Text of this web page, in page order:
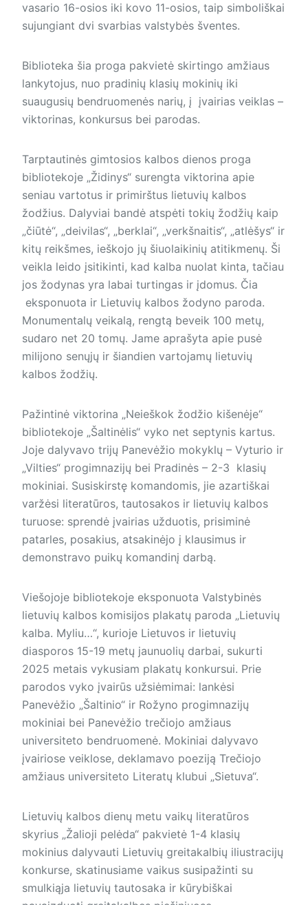
vasario 16-osios iki kovo 11-osios, taip simboliškai
sujungiant dvi svarbias valstybės šventes.
Biblioteka šia proga pakvietė skirtingo amžiaus
lankytojus, nuo pradinių klasių mokinių iki
suaugusių bendruomenės narių, į įvairias veiklas –
viktorinas, konkursus bei parodas.
Tarptautinės gimtosios kalbos dienos proga
bibliotekoje „Židinys“ surengta viktorina apie
seniau vartotus ir primirštus lietuvių kalbos
žodžius. Dalyviai bandė atspėti tokių žodžių kaip
„čiūtė“, „deivilas“, „berklai“, „verkšnaitis“, „atlėšys“ ir
kitų reikšmes, ieškojo jų šiuolaikinių atitikmenų. Ši
veikla leido įsitikinti, kad kalba nuolat kinta, tačiau
jos žodynas yra labai turtingas ir įdomus. Čia
eksponuota ir Lietuvių kalbos žodyno paroda.
Monumentalų veikalą, rengtą beveik 100 metų,
sudaro net 20 tomų. Jame aprašyta apie pusė
milijono senųjų ir šiandien vartojamų lietuvių
kalbos žodžių.
Pažintinė viktorina „Neieškok žodžio kišenėje“
bibliotekoje „Šaltinėlis“ vyko net septynis kartus.
Joje dalyvavo trijų Panevėžio mokyklų – Vyturio ir
„Vilties“ progimnazijų bei Pradinės – 2-3 klasių
mokiniai. Susiskirstę komandomis, jie azartiškai
varžėsi literatūros, tautosakos ir lietuvių kalbos
turuose: sprendė įvairias užduotis, prisiminė
patarles, posakius, atsakinėjo į klausimus ir
demonstravo puikų komandinį darbą.
Viešojoje bibliotekoje eksponuota Valstybinės
lietuvių kalbos komisijos plakatų paroda „Lietuvių
kalba. Myliu…“, kurioje Lietuvos ir lietuvių
diasporos 15-19 metų jaunuolių darbai, sukurti
2025 metais vykusiam plakatų konkursui. Prie
parodos vyko įvairūs užsiėmimai: lankėsi
Panevėžio „Šaltinio“ ir Rožyno progimnazijų
mokiniai bei Panevėžio trečiojo amžiaus
universiteto bendruomenė. Mokiniai dalyvavo
įvairiose veiklose, deklamavo poeziją Trečiojo
amžiaus universiteto Literatų klubui „Sietuva“.
Lietuvių kalbos dienų metu vaikų literatūros
skyrius „Žalioji pelėda“ pakvietė 1-4 klasių
mokinius dalyvauti Lietuvių greitakalbių iliustracijų
konkurse, skatinusiame vaikus susipažinti su
smulkiąja lietuvių tautosaka ir kūrybiškai